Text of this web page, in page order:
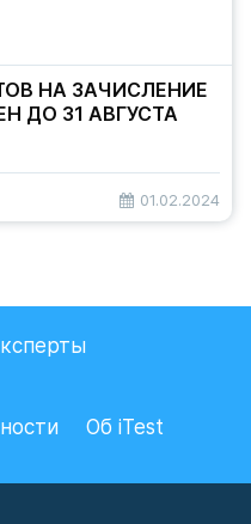
НА ЗАЧИСЛЕНИЕ
ДО 31 АВГУСТА
01.02.2024
Об iTest